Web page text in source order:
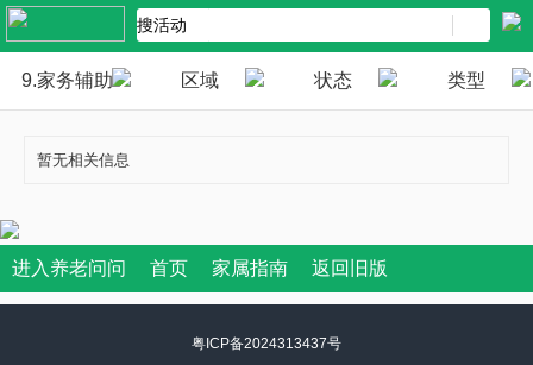
9.家务辅助 区域 状态 类型
暂无相关信息
进入养老问问 首页 家属指南 返回旧版
粤ICP备2024313437号